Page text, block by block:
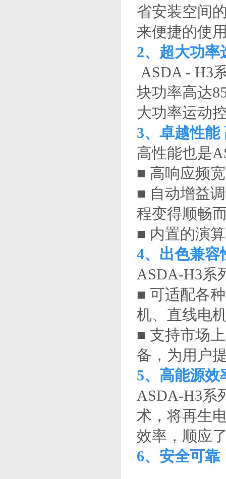
省安装空间
来便捷的使
2、超大功
ASDA - H3
块功率高达
大功率运动
3、卓越性能
高性能也是
■ 高响应频
■ 自动增益
程变得顺畅
■ 内置的演
4、出色兼
ASDA-H3系
■ 可适配各
机、直线电
■ 支持市场
备，为用户
5、高能源
ASDA-H3系
术，将再生
效率，顺应
6、安全可